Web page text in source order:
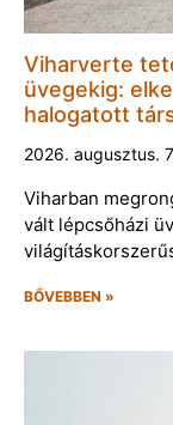
Viharverte
üvegekig:
halogatott
2026. augusztus.
Viharban
vált lépcsőházi
BŐVEBBEN »